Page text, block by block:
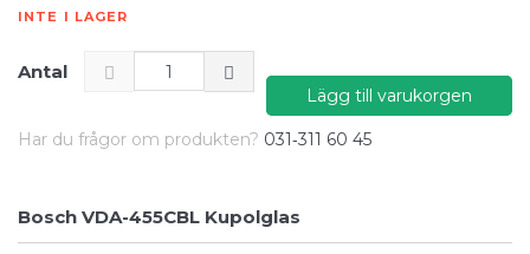
INTE I LAGER
Antal
Lägg till varukorgen
Har du frågor om produkten? 031‑311 60 45
Bosch VDA-455CBL Kupolglas